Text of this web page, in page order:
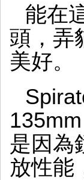
能在
頭，弄
美好。
是因為
放性能